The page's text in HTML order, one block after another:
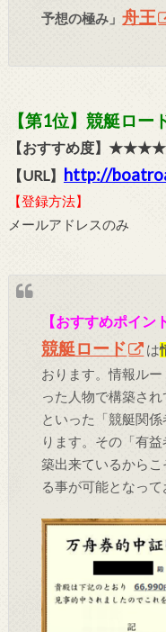
予想の極み」舟王
【第1位】競艇ロー
【おすすめ度】
【URL】 http://
【登録方法】
メールアドレスのみ
【おすすめポイン
競艇ロード は
おります。情報ル
った人物で構築さ
といった「競艇関
ります。その「有
築出来ているから
る事が可能となって